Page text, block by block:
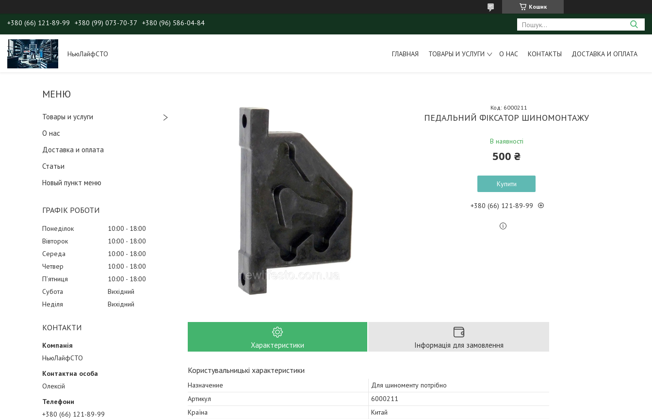
Кошик
+380 (66) 121-89-99 +380 (99) 073-70-37 +380 (96) 586-04-84
НьюЛайфСТО ГЛАВНАЯ ТОВАРЫ И УСЛУГИ О НАС КОНТАКТЫ ДОСТАВКА И ОПЛАТА
Товары и услуги
О нас
Доставка и оплата
Статьи
Новый пункт меню
ГРАФІК РОБОТИ
Понеділок 10:00
18:00
Вівторок
10:00
18:00
Середа
10:00
18:00
Четвер
10:00
18:00
Пʼятниця
10:00
18:00
Субота
Вихідний
Неділя
Вихідний
КОНТАКТИ
НьюЛайфСТО
Олексій
+380 (66) 121-89-99
ПЕДАЛЬНИЙ ФІКСАТОР ШИНОМОНТАЖУ
В наявності
Код: 6000211
500 ₴
Купити
+380 (66) 121-89-99
Характеристики Інформація для замовлення
Користувальницькі характеристики
Haзнaчeниe
Для шинoменту потрібно
Артикул
6000211
Країна
Китай